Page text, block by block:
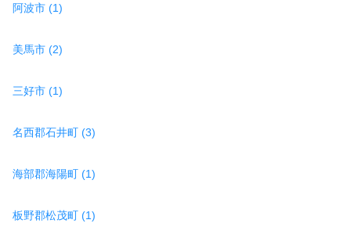
阿波市 (1)
美馬市 (2)
三好市 (1)
名西郡石井町 (3)
海部郡海陽町 (1)
板野郡松茂町 (1)